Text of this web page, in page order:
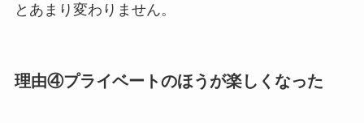
とあまり変わりません。
理由④プライベートのほうが楽しくなった